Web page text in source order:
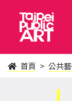
首頁 公共